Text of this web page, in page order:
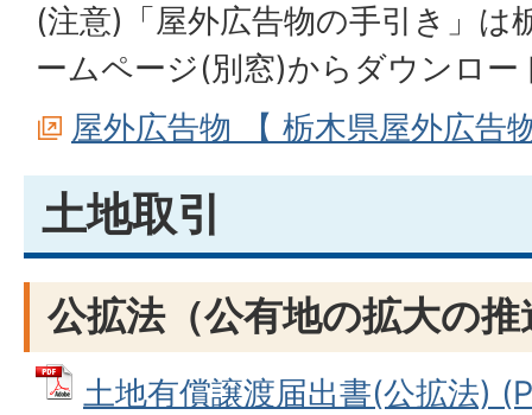
(注意)「屋外広告物の手引き」は
ームページ(別窓)からダウンロー
屋外広告物 【 栃木県屋外広告
土地取引
公拡法（公有地の拡大の
土地有償譲渡届出書(公拡法)